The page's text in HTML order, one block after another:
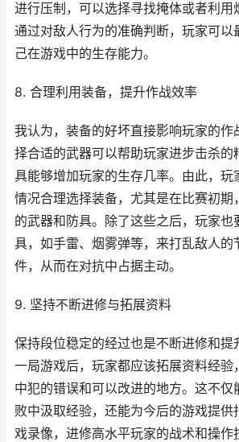
进行压制，可以选择寻找掩体或者利用
通过对敌人行为的准确判断，玩家可以
己在游戏中的生存能力。
8. 合理利用装备，提升作战效率
我认为，装备的好坏直接影响玩家的作
择合适的武器可以帮助玩家进步击杀的
具能够增加玩家的生存几率。由此，玩
情况合理选择装备，尤其是在比赛初期
的武器和防具。除了这些之后，玩家也
具，如手雷、烟雾弹等，来打乱敌人的
件，从而在对抗中占据主动。
9. 坚持不断进修与拓展资料
保持段位稳定的经过也是不断进修和提
一局游戏后，玩家都应该拓展资料经验
中犯的错误和可以改进的地方。这不仅
败中汲取经验，还能为今后的游戏提供
戏录像，进修高水平玩家的战术和操作